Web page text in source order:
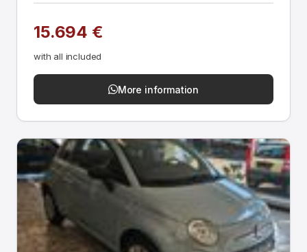
15.694 €
with all included
More information